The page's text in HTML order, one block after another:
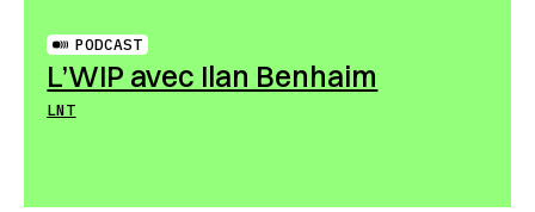
PODCAST
L’WIP avec Ilan Benhaim
LNT